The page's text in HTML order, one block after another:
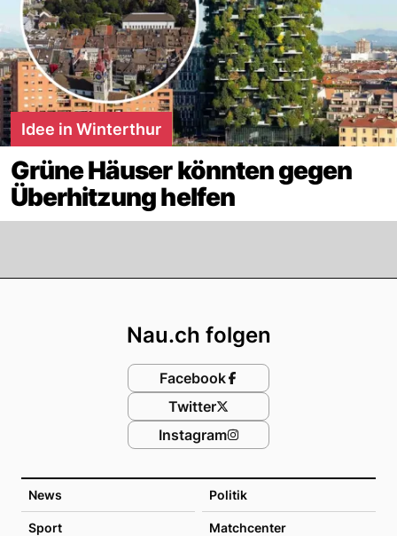
Idee in Winterthur
Grüne Häuser könnten gegen
Überhitzung helfen
News Politik
Sport Matchcenter
Nau.ch folgen
Facebook
Twitter
Instagram